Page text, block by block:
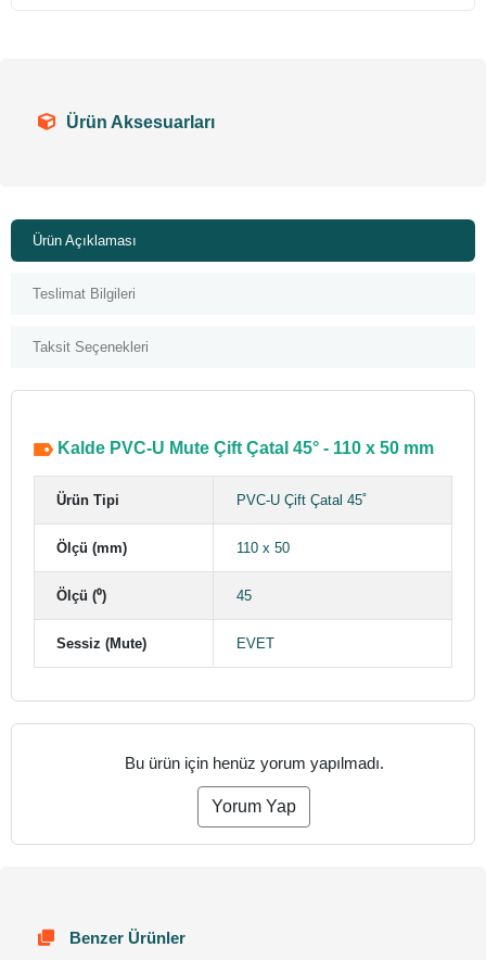
Ürün Aksesuarları
Ürün Açıklaması
Teslimat Bilgileri
Taksit Seçenekleri
Kalde PVC-U Mute Çift Çatal 45° - 110 x 50 mm
Ürün Tipi PVC-U Çift Çatal 45˚
Ölçü (mm) 110 x 50
Ölçü (⁰) 45
Sessiz (Mute) EVET
Bu ürün için henüz yorum yapılmadı.
Yorum Yap
Benzer Ürünler